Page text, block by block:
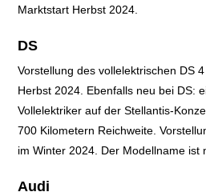
Marktstart Herbst 2024.
DS
Vorstellung des vollelektrischen DS 4
Herbst 2024. Ebenfalls neu bei DS:
Vollelektriker auf der Stellantis-
700 Kilometern Reichweite.
im Winter 2024. Der Modellname ist
Audi